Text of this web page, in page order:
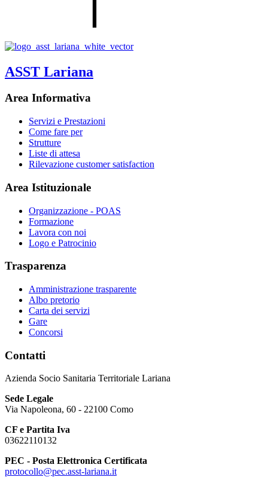
ASST Lariana
Area Informativa
Servizi e Prestazioni
Come fare per
Strutture
Liste di attesa
Rilevazione customer satisfaction
Area Istituzionale
Organizzazione - POAS
Formazione
Lavora con noi
Logo e Patrocinio
Trasparenza
Amministrazione trasparente
Albo pretorio
Carta dei servizi
Gare
Concorsi
Contatti
Azienda Socio Sanitaria Territoriale Lariana
Sede Legale
Via Napoleona, 60 - 22100 Como
CF e Partita Iva
03622110132
PEC - Posta Elettronica Certificata
protocollo@pec.asst-lariana.it